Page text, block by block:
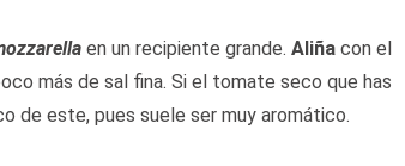
en un recipiente grande. Aliña con el
más de sal fina. Si el tomate seco que has
de este, pues suele ser muy aromático.